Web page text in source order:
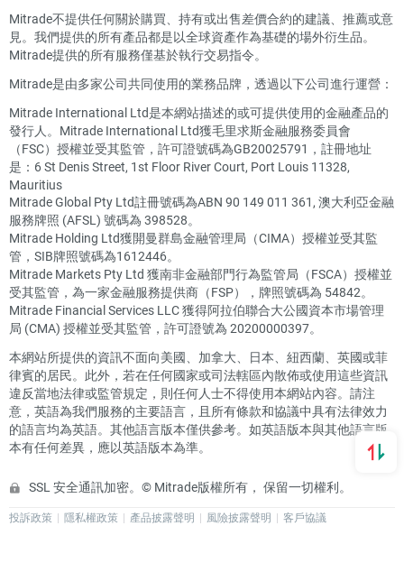
Mitrade不提供任何關於購買、持有或出售差價合約的建議、推薦或意
見。我們提供的所有產品都是以全球資產作為基礎的場外衍生品。
Mitrade提供的所有服務僅基於執行交易指令。
Mitrade是由多家公司共同使用的業務品牌，透過以下公司進行運營：
Mitrade International Ltd是本網站描述的或可提供使用的金融產品的
發行人。Mitrade International Ltd獲毛里求斯金融服務委員會
（FSC）授權並受其監管，許可證號碼為GB20025791，註冊地址
是：6 St Denis Street, 1st Floor River Court, Port Louis 11328,
Mauritius
Mitrade Global Pty Ltd註冊號碼為ABN 90 149 011 361, 澳大利亞金融
服務牌照 (AFSL) 號碼為 398528。
Mitrade Holding Ltd獲開曼群島金融管理局（CIMA）授權並受其監
管，SIB牌照號碼為1612446。
Mitrade Markets Pty Ltd 獲南非金融部門行為監管局（FSCA）授權並
受其監管，為一家金融服務提供商（FSP），牌照號碼為 54842。
Mitrade Financial Services LLC 獲得阿拉伯聯合大公國資本市場管理
局 (CMA) 授權並受其監管，許可證號為 20200000397。
本網站所提供的資訊不面向美國、加拿大、日本、紐西蘭、英國或菲
律賓的居民。此外，若在任何國家或司法轄區內散佈或使用這些資訊
違反當地法律或監管規定，則任何人士不得使用本網站內容。請注
意，英語為我們服務的主要語言，且所有條款和協議中具有法律效力
的語言均為英語。其他語言版本僅供參考。如英語版本與其他語言版
本有任何差異，應以英語版本為準。
SSL 安全通訊加密。© Mitrade版權所有， 保留一切權利。
投訴政策 隱私權政策 產品披露聲明 風險披露聲明 客戶協議